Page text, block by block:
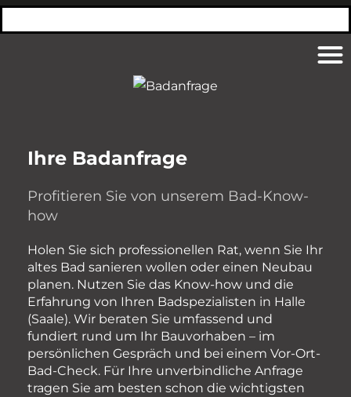
Ihre Badanfrage
Profitieren Sie von unserem Bad-Know-
how
Holen Sie sich professionellen Rat, wenn Sie Ihr
altes Bad sanieren wollen oder einen Neubau
planen. Nutzen Sie das Know-how und die
Erfahrung von Ihren Badspezialisten in Halle
(Saale). Wir beraten Sie umfassend und
fundiert rund um Ihr Bauvorhaben – im
persönlichen Gespräch und bei einem Vor-Ort-
Bad-Check. Für Ihre unverbindliche Anfrage
tragen Sie am besten schon die wichtigsten